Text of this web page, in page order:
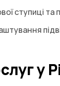
ступиці та
у